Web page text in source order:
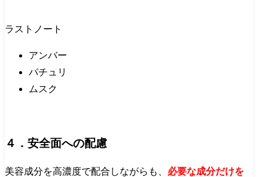
ラストノート
アンバー
パチュリ
ムスク
４．安全面への配慮
美容成分を高濃度で配合しながらも、 必要な成分だけを